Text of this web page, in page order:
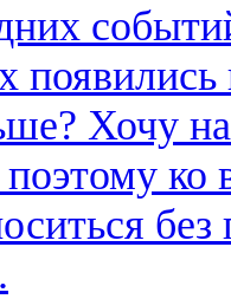
Хочу
ко